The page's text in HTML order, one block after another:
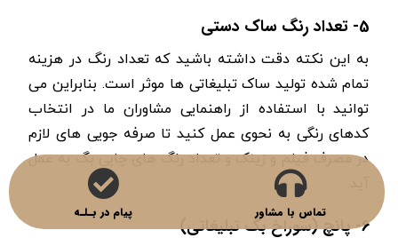
5- تعداد رنگ ساک دستی
به این نکته دقت داشته باشید که تعداد رنگ در هزینه
تمام شده تولید ساک تبلیغاتی ها موثر است. بنابراین می
توانید با استفاده از راهنمایی مشاوران ما در انتخاب
کدهای رنگی به نحوی عمل کنید تا صرفه جویی های لازم
در مصرف فیلم و زینک و تعداد رنگ های چاپی بگ به عمل
6- پانچ (سوراخ بگ تبلیغاتی)
تماس با مشاور پیام در بـلـه